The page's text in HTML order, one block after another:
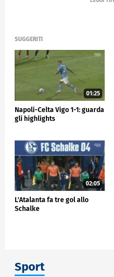
SUGGERITI
01:25
Napoli-Celta Vigo 1-1: guarda
gli highlights
02:05
L'Atalanta fa tre gol allo
Schalke
Sport